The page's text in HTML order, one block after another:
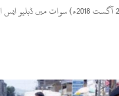
سوات (زما سوات ڈاٹ کام ، 25 آگست